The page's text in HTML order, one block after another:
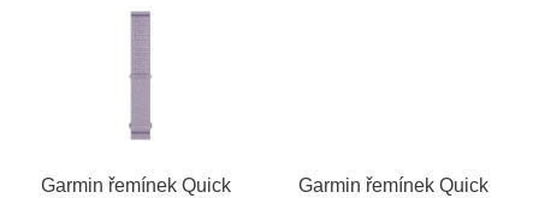
Garmin řemínek Quick
Garmin řemínek Quick